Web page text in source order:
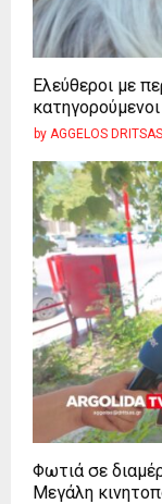
Ελεύθεροι με
by AGGELOS DRITSAS
Φωτιά σε
Μεγάλη